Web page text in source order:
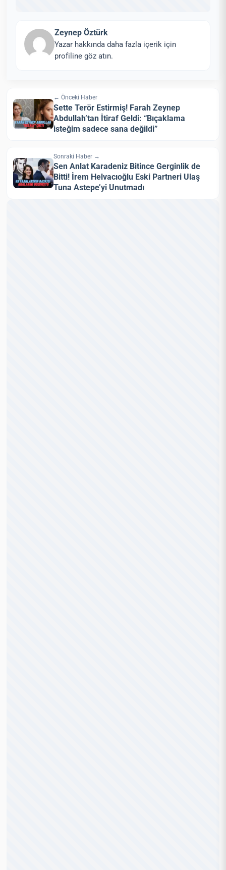
Zeynep Öztürk
Yazar hakkında daha fazla içerik için
profiline göz atın.
← Önceki Haber
Sette Terör Estirmiş! Farah Zeynep
Abdullah’tan İtiraf Geldi: “Bıçaklama
isteğim sadece sana değildi”
Sonraki Haber →
Sen Anlat Karadeniz Bitince Gerginlik de
Bitti! İrem Helvacıoğlu Eski Partneri Ulaş
Tuna Astepe’yi Unutmadı